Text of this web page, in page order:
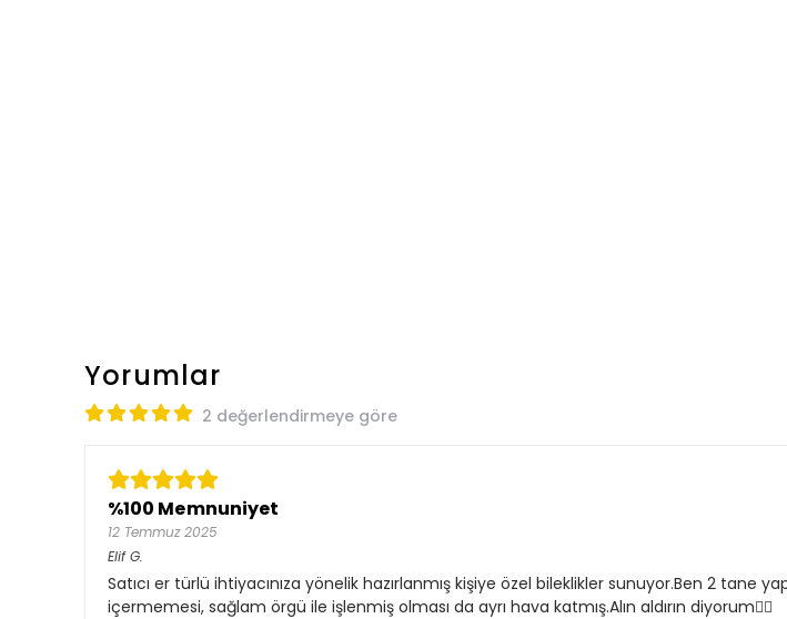
Yorumlar
2 değerlendirmeye göre
%100 Memnuniyet
12 Temmuz 2025
ElifG.
Satıcı er türlü ihtiyacınıza yönelik hazırlanmış kişiye özel bileklikler sunuyor.Ben 2
içermemesi, sağlam örgü ile işlenmiş olması da ayrı hava katmış.Alın aldırın diyorum👍🏻